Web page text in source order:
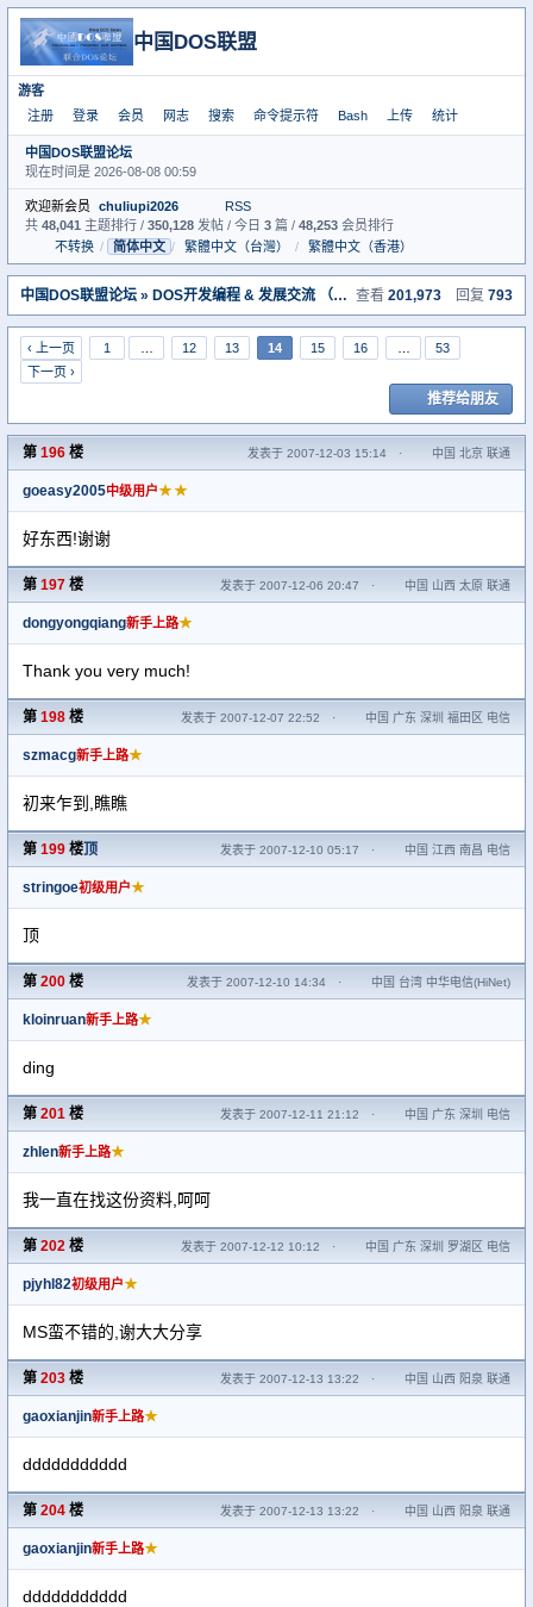
中国DOS联盟
游客
注册
登录 会员 网志 搜索 命令提示符 Bash 上传 统计
中国DOS联盟论坛
现在时间是 2026-08-08 00:59
欢迎新会员 chuliupi2026
RSS
共 48,041 主题排行 / 350,128 发帖 / 今日 3 篇 / 48,253 会员排行
不转换 / 简体中文 / 繁體中文（台灣） / 繁體中文（香港）
中国DOS联盟论坛 » DOS开发编程 & 发展交流 （开发室） » DOS程序员参考手
查看 201,973 回复 793
‹ 上一页 1 12 13 14 15 16
53
下一页 ›
推荐给朋友
第 196 楼 发表于 2007-12-03 15:14 · 中国 北京 联通
goeasy2005中级用户★★
好东西!谢谢
第 197 楼 发表于 2007-12-06 20:47 · 中国 山西 太原 联通
dongyongqiang新手上路★
Thank you very much!
第 198 楼 发表于 2007-12-07 22:52 · 中国 广东 深圳 福田区 电信
szmacg新手上路★
初来乍到,瞧瞧
第 199 楼顶 发表于 2007-12-10 05:17 · 中国 江西 南昌 电信
stringoe初级用户★
顶
第 200 楼 发表于 2007-12-10 14:34 · 中国 台湾 中华电信(HiNet)
kloinruan新手上路★
ding
第 201 楼 发表于 2007-12-11 21:12 · 中国 广东 深圳 电信
zhlen新手上路★
我一直在找这份资料,呵呵
第 202 楼 发表于 2007-12-12 10:12 · 中国 广东 深圳 罗湖区 电信
pjyhl82初级用户★
MS蛮不错的,谢大大分享
第 203 楼 发表于 2007-12-13 13:22 · 中国 山西 阳泉 联通
gaoxianjin新手上路★
ddddddddddd
第 204 楼 发表于 2007-12-13 13:22 · 中国 山西 阳泉 联通
gaoxianjin新手上路★
ddddddddddd